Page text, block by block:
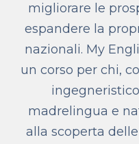
migliorare le
espandere la
nazionali. My
un corso per chi,
madrelingua e
alla scoperta delle